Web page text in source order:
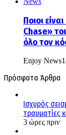
Ποιοι
Chase»
όλο τον
Enjoy News
Πρόσφατα Άρθρα
Ισχυρός
τραυματίες
3 ώρες πριν